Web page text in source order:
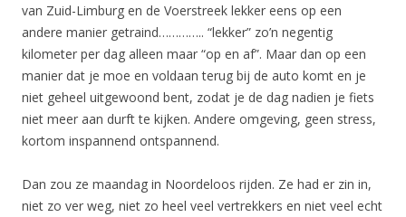
van Zuid-Limburg en de Voerstreek lekker eens op een
andere manier getraind………….. “lekker” zo’n negentig
kilometer per dag alleen maar “op en af”. Maar dan op een
manier dat je moe en voldaan terug bij de auto komt en je
niet geheel uitgewoond bent, zodat je de dag nadien je fiets
niet meer aan durft te kijken. Andere omgeving, geen stress,
kortom inspannend ontspannend.
Dan zou ze maandag in Noordeloos rijden. Ze had er zin in,
niet zo ver weg, niet zo heel veel vertrekkers en niet veel echt